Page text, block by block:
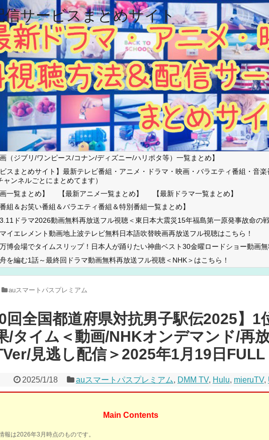
信サービスまとめサイト
（ジブリ/ワンピース/コナン/ディズニー/ハリポタ等）一覧まとめ】
ビスまとめサイト】最新テレビ番組・アニメ・ドラマ・映画・バラエティ番組・音
ャンネルごとにまとめてます）
一覧まとめ】
【最新アニメ一覧まとめ】
【最新ドラマ一覧まとめ】
組＆お笑い番組＆バラエティ番組＆特別番組一覧まとめ】
3.11ドラマ2026動画無料再放送フル視聴＜東日本大震災15年福島第一原発事故命の
イエレメント動画地上波テレビ無料日本語吹替映画再放送フル視聴はこちら！
万博会場でタイムスリップ！日本人が踊りたい神曲ベスト30金曜ロードショー動画
を編む1話～最終回ドラマ動画無料再放送フル視聴＜NHK＞はこちら！
auスマートパスプレミアム
回全国都道府県対抗男子駅伝2025】1
/タイム＜動画/NHKオンデマンド/再
見逃し配信＞2025年1月19日FULL
2025/1/18 auスマートパスプレミアム, DMM TV, Hulu, mieruTV,
Main Contents
報は2026年3月時点のものです。